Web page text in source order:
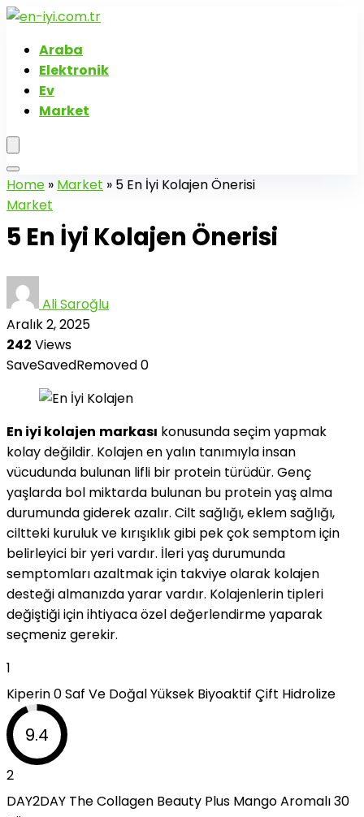
Araba
Elektronik
Ev
Market
Home » Market » 5 En İyi Kolajen Önerisi
Market
5 En İyi Kolajen Önerisi
Ali Saroğlu
Aralık 2, 2025
242 Views
SaveSavedRemoved0
En iyi kolajen markası konusunda seçim yapmak
kolay değildir. Kolajen en yalın tanımıyla insan
vücudunda bulunan lifli bir protein türüdür. Genç
yaşlarda bol miktarda bulunan bu protein yaş alma
durumunda giderek azalır. Cilt sağlığı, eklem sağlığı,
ciltteki kuruluk ve kırışıklık gibi pek çok semptom için
belirleyici bir yeri vardır. İleri yaş durumunda
semptomları azaltmak için takviye olarak kolajen
desteği almanızda yarar vardır. Kolajenlerin tipleri
değiştiği için ihtiyaca özel değerlendirme yaparak
seçmeniz gerekir.
1
Kiperin 0 Saf Ve Doğal Yüksek Biyoaktif Çift Hidrolize
9.4
2
DAY2DAY The Collagen Beauty Plus Mango Aromalı 30